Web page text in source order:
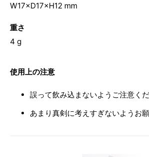
W17×D17×H12 mm
重さ
4 g
使用上の注意
誤って飲み込まないようご注意く
あまり真剣に考えすぎないようお